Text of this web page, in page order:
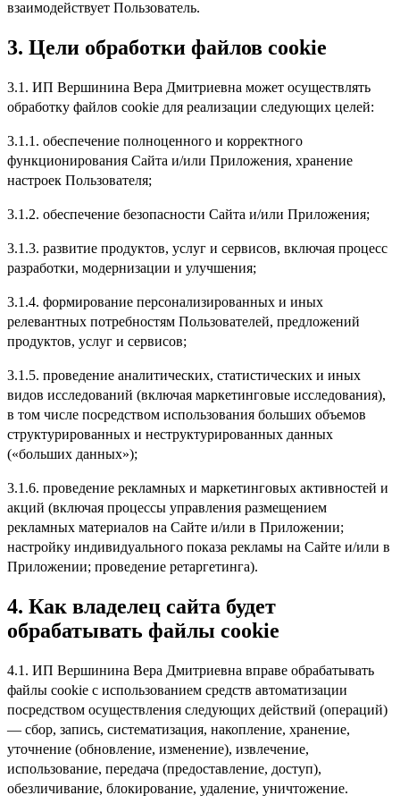
взаимодействует Пользователь.
3. Цели обработки файлов cookie
3.1. ИП Вершинина Вера Дмитриевна может осуществлять
обработку файлов cookie для реализации следующих целей:
3.1.1. обеспечение полноценного и корректного
функционирования Сайта и/или Приложения, хранение
настроек Пользователя;
3.1.2. обеспечение безопасности Сайта и/или Приложения;
3.1.3. развитие продуктов, услуг и сервисов, включая процесс
разработки, модернизации и улучшения;
3.1.4. формирование персонализированных и иных
релевантных потребностям Пользователей, предложений
продуктов, услуг и сервисов;
3.1.5. проведение аналитических, статистических и иных
видов исследований (включая маркетинговые исследования),
в том числе посредством использования больших объемов
структурированных и неструктурированных данных
(«больших данных»);
3.1.6. проведение рекламных и маркетинговых активностей и
акций (включая процессы управления размещением
рекламных материалов на Сайте и/или в Приложении;
настройку индивидуального показа рекламы на Сайте и/или в
Приложении; проведение ретаргетинга).
4. Как владелец сайта будет
обрабатывать файлы cookie
4.1. ИП Вершинина Вера Дмитриевна вправе обрабатывать
файлы cookie с использованием средств автоматизации
посредством осуществления следующих действий (операций)
— сбор, запись, систематизация, накопление, хранение,
уточнение (обновление, изменение), извлечение,
использование, передача (предоставление, доступ),
обезличивание, блокирование, удаление, уничтожение.